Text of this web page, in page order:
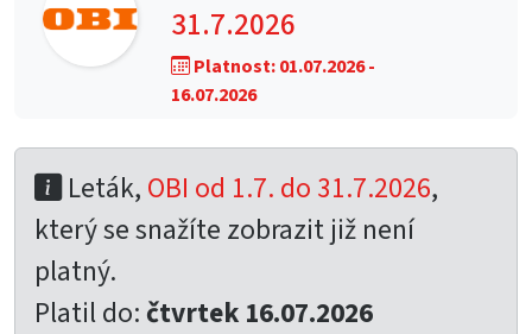
31.7.2026
Platnost: 01.07.2026 -
16.07.2026
Leták, OBI od 1.7. do 31.7.2026,
který se snažíte zobrazit již není
platný.
Platil do: čtvrtek 16.07.2026